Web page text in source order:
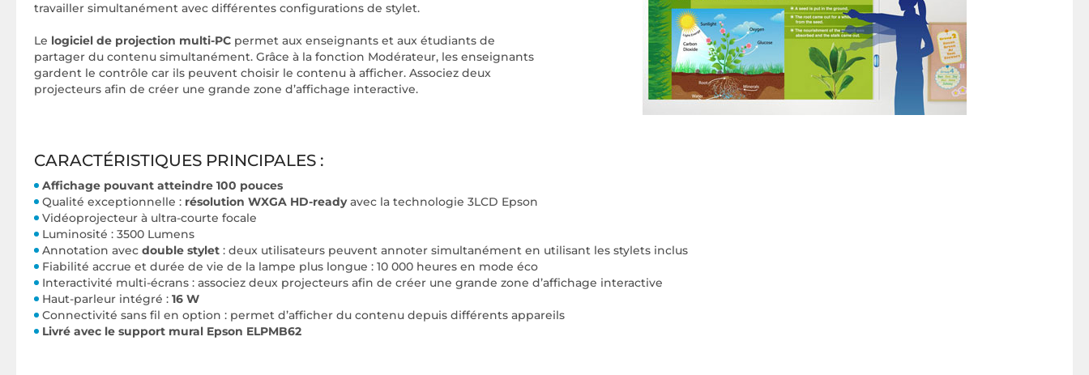
travailler simultanément avec différentes configurations de stylet.
Le logiciel de projection multi-PC permet aux enseignants et aux étudiants de
partager du contenu simultanément. Grâce à la fonction Modérateur, les enseignants
gardent le contrôle car ils peuvent choisir le contenu à afficher. Associez deux
projecteurs afin de créer une grande zone d’affichage interactive.
CARACTÉRISTIQUES PRINCIPALES :
Affichage pouvant atteindre 100 pouces
Qualité exceptionnelle : résolution WXGA HD-readyavec la technologie 3LCD Epson
Vidéoprojecteur à ultra-courte focale
Luminosité : 3500 Lumens
Annotation avec double stylet : deux utilisateurs peuvent annoter simultanément en utilisant les stylets inclus
Fiabilité accrue et durée de vie de la lampe plus longue : 10 000 heures en mode éco
Interactivité multi-écrans : associez deux projecteurs afin de créer une grande zone d’affichage interactive
Haut-parleur intégré : 16 W
Connectivité sans fil en option : permet d’afficher du contenu depuis différents appareils
Livré avec le support mural Epson ELPMB62